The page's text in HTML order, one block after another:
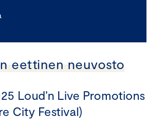
eettinen neuvosto
Loud’n Live Promotions
City Festival)